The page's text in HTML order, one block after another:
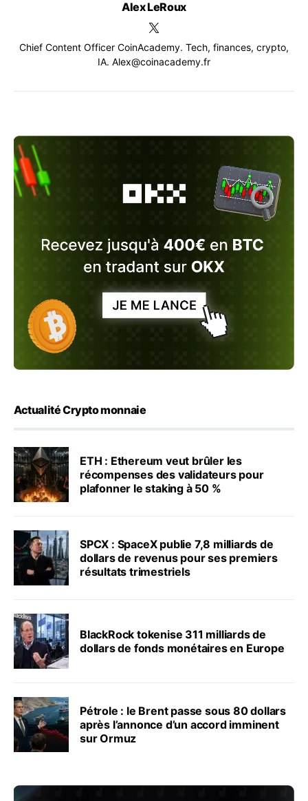
Alex LeRoux
Chief Content Officer CoinAcademy. Tech, finances, crypto,
IA. Alex@coinacademy.fr
Actualité Crypto monnaie
ETH : Ethereum veut brûler les
récompenses des validateurs pour
plafonner le staking à 50 %
SPCX : SpaceX publie 7,8 milliards de
dollars de revenus pour ses premiers
résultats trimestriels
BlackRock tokenise 311 milliards de
dollars de fonds monétaires en Europe
Pétrole : le Brent passe sous 80 dollars
après l’annonce d’un accord imminent
sur Ormuz